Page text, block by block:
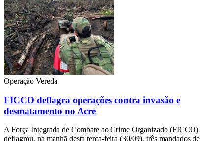
Operação Vereda
FICCO deflagra operações contra invasão e
desmatamento no Acre
A Força Integrada de Combate ao Crime Organizado (FICCO)
deflagrou, na manhã desta terça-feira (30/09), três mandados de